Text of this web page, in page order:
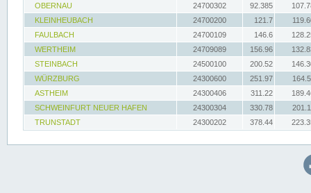
OBERNAU
24700302 92.385
KLEINHEUBACH
24700200 121.7
FAULBACH
24700109 146.6
WERTHEIM
24709089 156.96
STEINBACH
24500100 200.52
WÜRZBURG
24300600 251.97
ASTHEIM
24300406 311.22
SCHWEINFURT NEUER HAFEN
24300304 330.78
TRUNSTADT
24300202 378.44